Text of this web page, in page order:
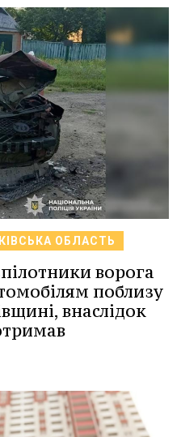
ОБЛАСТЬ
ворога
поблизу
внаслідок